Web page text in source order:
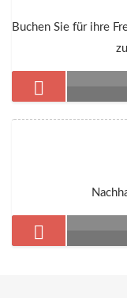
Buchen Sie für ihre